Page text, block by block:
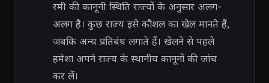
रमी की कानूनी स्थिति राज्यों के अनुसार अलग-
अलग है। कुछ राज्य इसे कौशल का खेल मानते हैं,
जबकि अन्य प्रतिबंध लगाते हैं। खेलने से पहले
हमेशा अपने राज्य के स्थानीय कानूनों की जांच
कर लें।